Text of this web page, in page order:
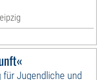
für Jugendliche und